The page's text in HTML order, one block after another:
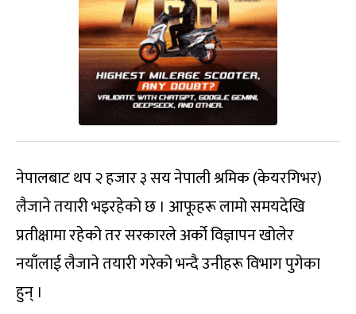
नेपालबाट थप २ हजार ३ सय नेपाली श्रमिक (केयरगिभर)
लैजाने तयारी भइरहेको छ । आफूहरू लामो समयदेखि
प्रतीक्षामा रहेको तर सरकारले अर्को विज्ञापन खोलेर
नयाँलाई लैजाने तयारी गरेको भन्दै उनीहरू विभाग पुगेका
हुन् ।